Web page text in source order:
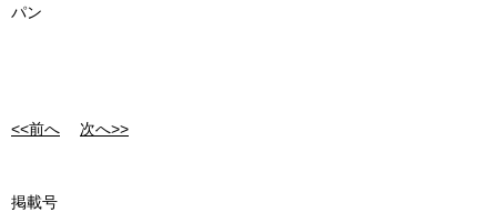
パン
<<前へ 次へ>>
掲載号